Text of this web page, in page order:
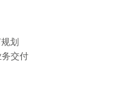
划
交付